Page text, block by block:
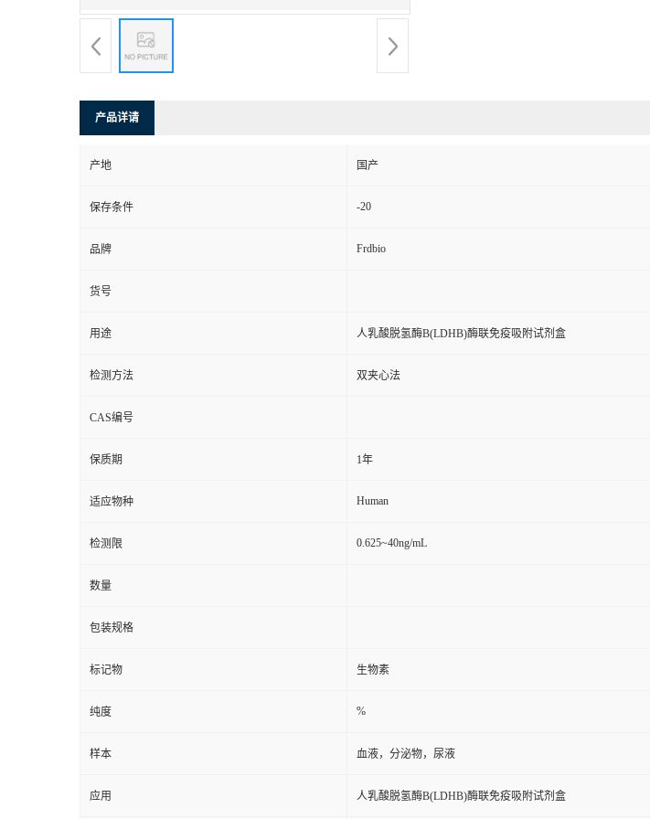
产品详请
产地 国产
保存条件 -20
品牌 Frdbio
货号
用途 人乳酸脱氢酶B(LDHB)酶联免疫吸附试剂盒
检测方法 双夹心法
CAS编号
保质期 1年
适应物种 Human
检测限 0.625~40ng/mL
数量
包装规格
标记物 生物素
纯度 %
样本 血液，分泌物，尿液
应用 人乳酸脱氢酶B(LDHB)酶联免疫吸附试剂盒